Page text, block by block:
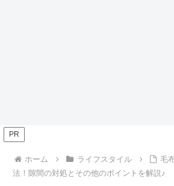
PR
ホーム ライフスタイル
毛
法！隙間の対処とその他のポイントを解説♪